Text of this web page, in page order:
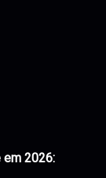
em 2026: